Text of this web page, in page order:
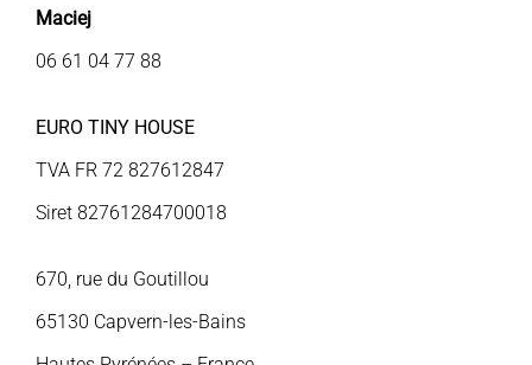
Maciej
06 61 04 77 88
EURO TINY HOUSE
TVA FR 72 827612847
Siret 82761284700018
670, rue du Goutillou
65130 Capvern-les-Bains